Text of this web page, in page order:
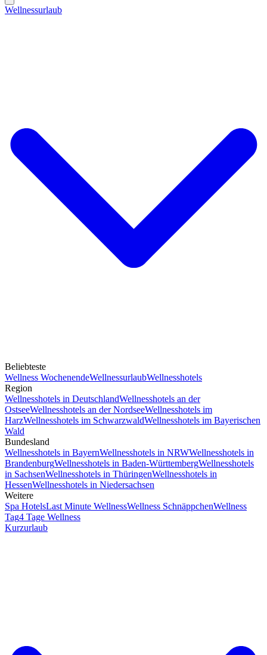
Wellnessurlaub
Beliebteste
Wellness WochenendeWellnessurlaubWellnesshotels
Region
Wellnesshotels in DeutschlandWellnesshotels an der
OstseeWellnesshotels an der NordseeWellnesshotels im
HarzWellnesshotels im SchwarzwaldWellnesshotels im Bayerischen
Wald
Bundesland
Wellnesshotels in BayernWellnesshotels in NRWWellnesshotels in
BrandenburgWellnesshotels in Baden-WürttembergWellnesshotels
in SachsenWellnesshotels in ThüringenWellnesshotels in
HessenWellnesshotels in Niedersachsen
Weitere
Spa HotelsLast Minute WellnessWellness SchnäppchenWellness
Tag4 Tage Wellness
Kurzurlaub